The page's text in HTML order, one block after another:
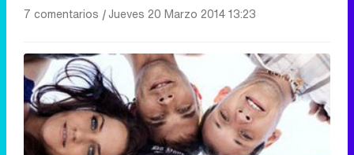
7 comentarios |Jueves 20 Marzo 2014 13:23